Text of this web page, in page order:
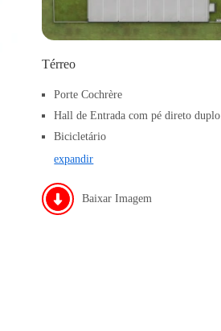
Térreo
Porte Cochrère
Hall de Entrada com pé direto duplo
Bicicletário
expandir
Baixar Imagem